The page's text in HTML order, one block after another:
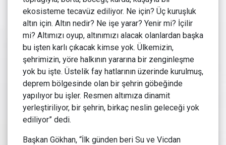
ekosisteme tecavüz ediliyor. Ne için? Üç kuruşluk
altın için. Altın nedir? Ne işe yarar? Yenir mi? İçilir
mi? Altımızı oyup, altınımızı alacak olanlardan başka
bu işten karlı çıkacak kimse yok. Ülkemizin,
şehrimizin, yöre halkının yararına bir zenginleşme
yok bu işte. Üstelik fay hatlarının üzerinde kurulmuş,
deprem bölgesinde olan bir şehrin göbeğinde
yapılıyor bu işler. Resmen altımıza dinamit
yerleştiriliyor, bir şehrin, birkaç neslin geleceği yok
ediliyor” dedi.
Başkan Gökhan, “İlk günden beri Su ve Vicdan